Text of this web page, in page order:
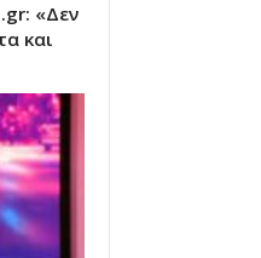
«Δεν
και